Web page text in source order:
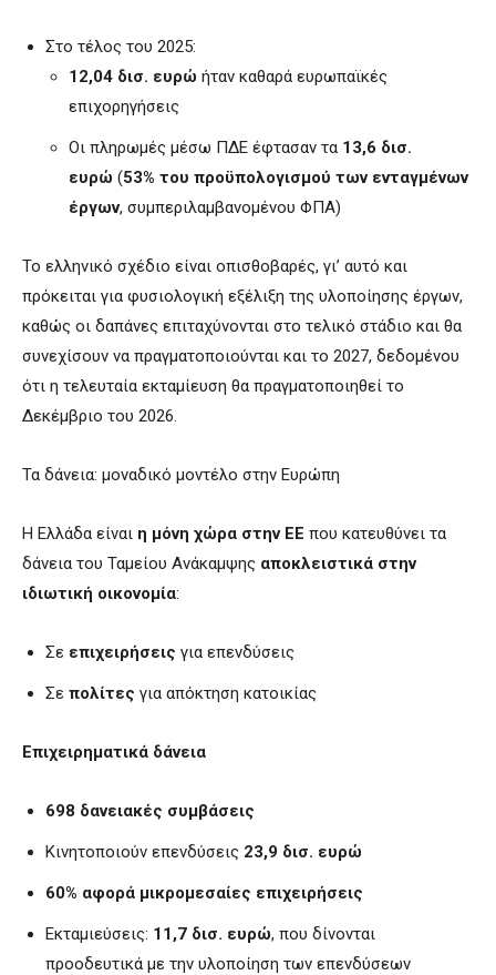
Στο τέλος του 2025:
12,04 δισ. ευρώ ήταν καθαρά ευρωπαϊκές
επιχορηγήσεις
Οι πληρωμές μέσω ΠΔΕ έφτασαν τα 13,6 δισ.
ευρώ (53% του προϋπολογισμού των ενταγμένων
έργων, συμπεριλαμβανομένου ΦΠΑ)
Το ελληνικό σχέδιο είναι οπισθοβαρές, γι’ αυτό και
πρόκειται για φυσιολογική εξέλιξη της υλοποίησης έργων,
καθώς οι δαπάνες επιταχύνονται στο τελικό στάδιο και θα
συνεχίσουν να πραγματοποιούνται και το 2027, δεδομένου
ότι η τελευταία εκταμίευση θα πραγματοποιηθεί το
Δεκέμβριο του 2026.
Τα δάνεια: μοναδικό μοντέλο στην Ευρώπη
Η Ελλάδα είναι η μόνη χώρα στην ΕΕ που κατευθύνει τα
δάνεια του Ταμείου Ανάκαμψης αποκλειστικά στην
ιδιωτική οικονομία:
Σε επιχειρήσεις για επενδύσεις
Σε πολίτες για απόκτηση κατοικίας
Επιχειρηματικά δάνεια
698 δανειακές συμβάσεις
Κινητοποιούν επενδύσεις 23,9 δισ. ευρώ
60% αφορά μικρομεσαίες επιχειρήσεις
Εκταμιεύσεις: 11,7 δισ. ευρώ, που δίνονται
προοδευτικά με την υλοποίηση των επενδύσεων